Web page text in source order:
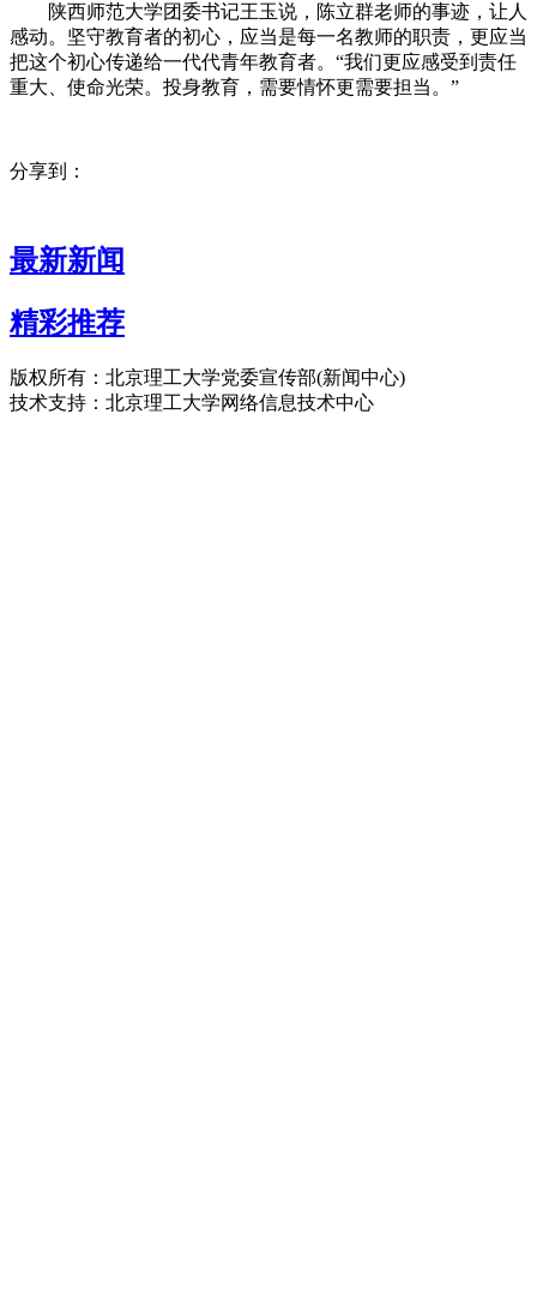
陕西师范大学团委书记王玉说，陈立群老师的事迹，让人
感动。坚守教育者的初心，应当是每一名教师的职责，更应当
把这个初心传递给一代代青年教育者。“我们更应感受到责任
重大、使命光荣。投身教育，需要情怀更需要担当。”
分享到：
最新新闻
精彩推荐
版权所有：北京理工大学党委宣传部(新闻中心)
技术支持：北京理工大学网络信息技术中心